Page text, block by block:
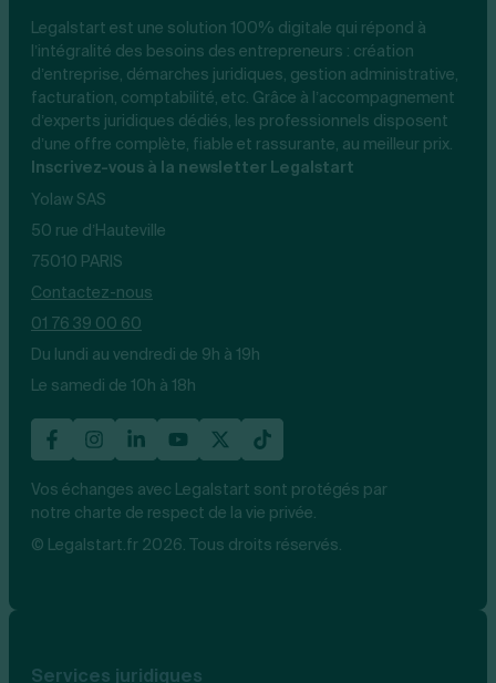
Legalstart est une solution 100% digitale qui répond à
l’intégralité des besoins des entrepreneurs : création
d’entreprise, démarches juridiques, gestion administrative,
facturation, comptabilité, etc. Grâce à l’accompagnement
d’experts juridiques dédiés, les professionnels disposent
d’une offre complète, fiable et rassurante, au meilleur prix.
Inscrivez-vous à la newsletter Legalstart
Yolaw SAS
50 rue d’Hauteville
75010 PARIS
Contactez-nous
01 76 39 00 60
Du lundi au vendredi de 9h à 19h
Le samedi de 10h à 18h
Vos échanges avec Legalstart sont protégés par
notre charte de respect de la vie privée.
© Legalstart.fr 2026. Tous droits réservés.
Services juridiques